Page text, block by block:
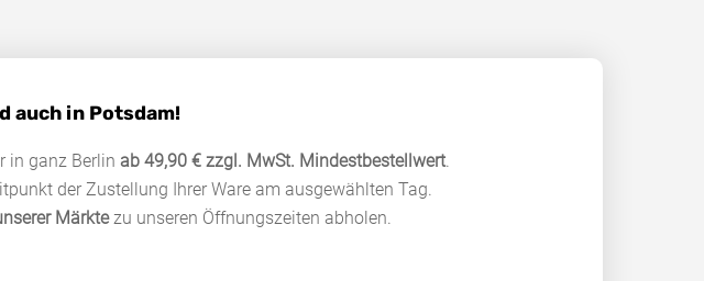
auch in Potsdam!
in ganz Berlin ab 49,90 € zzgl. MwSt. Mindestbestellwert.
der Zustellung Ihrer Ware am ausgewählten Tag.
Märktezu unseren Öffnungszeiten abholen.